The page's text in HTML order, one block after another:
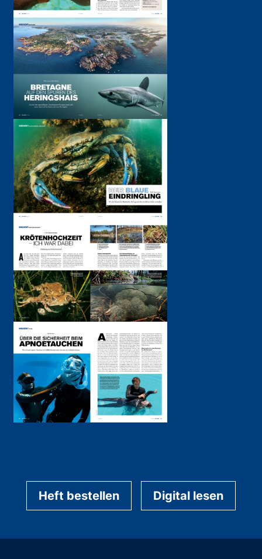
Heft bestellen Digital lesen